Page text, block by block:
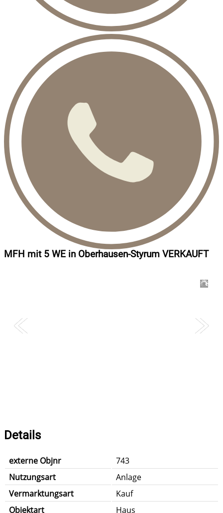
MFH mit 5 WE in Oberhausen-Styrum VERKAUFT
Details
externe Objnr
743
Nutzungsart
Anlage
Vermarktungsart
Kauf
Objektart
Haus